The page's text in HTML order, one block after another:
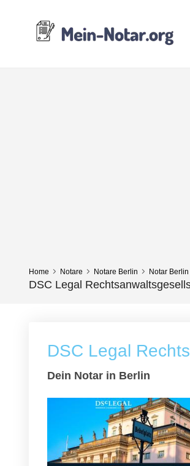
Home Notare Notare Berlin Notar Berlin
DSC Legal
DSC Legal
Dein Notar in Berlin